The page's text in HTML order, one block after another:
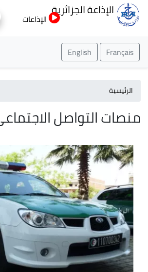
إلى
الإذاعة الجزائرية
الإذاعات
Français
English
الرئيسية
منصات التواصل الاجتماعي